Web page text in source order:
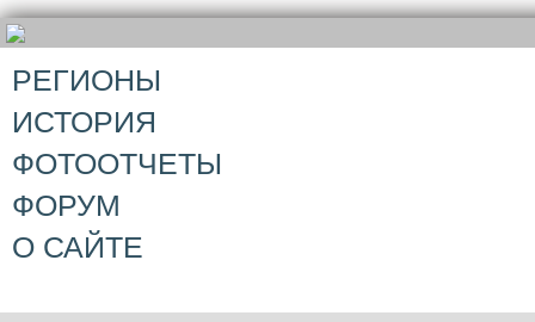
РЕГИОНЫ
ИСТОРИЯ
ФОТООТЧЕТЫ
ФОРУМ
О САЙТЕ